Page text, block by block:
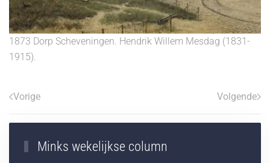
1873 Dorp Scheveningen. Hendrik Willem Mesdag (1831-
1915).
Vorige Volgende
Minks wekelijkse column